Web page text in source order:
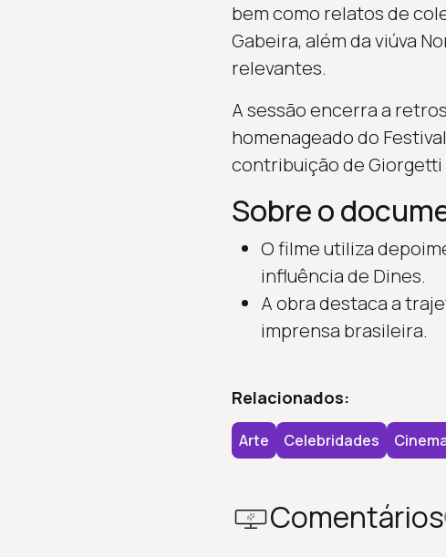
bem como relatos de
Gabeira, além da viúva
relevantes.
A sessão encerra a
homenageado do
contribuição de
Sobre o
O filme utiliza
influência de Dines.
A obra destaca a
imprensa brasileira.
Relacionados:
Arte Celebridades
Comentários